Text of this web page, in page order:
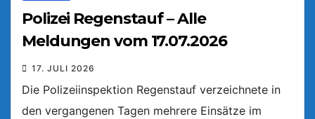
Polizei Regenstauf – Alle
Meldungen vom 17.07.2026
17. JULI 2026
Die Polizeiinspektion Regenstauf verzeichnete in
den vergangenen Tagen mehrere Einsätze im